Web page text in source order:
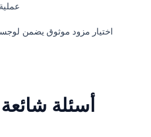
✔
اختيار مزود موثوق يضمن
أسئلة